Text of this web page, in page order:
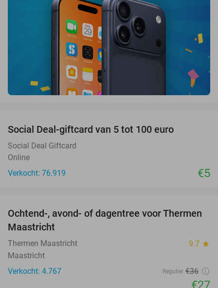
Social Deal-giftcard van 5 tot 100 euro
Social Deal Giftcard
Online
Verkocht: 76.919
€5
25%
Ochtend-, avond- of dagentree voor Thermen
Maastricht
Thermen Maastricht 9.7 star
Maastricht
Verkocht: 4.767
Regulier €36
€27